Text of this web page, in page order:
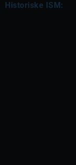
Historiske ISM: